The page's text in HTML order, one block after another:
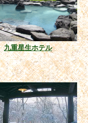
九重星生ホテル